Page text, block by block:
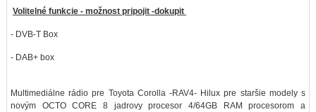
Volitelné funkcie - možnost pripojit -dokupit
- DVB-T Box
- DAB+ box
Multimediálne rádio pre Toyota Corolla -RAV4- Hilux pre staršie modely s
novým OCTO CORE 8 jadrovy procesor 4/64GB RAM procesorom a